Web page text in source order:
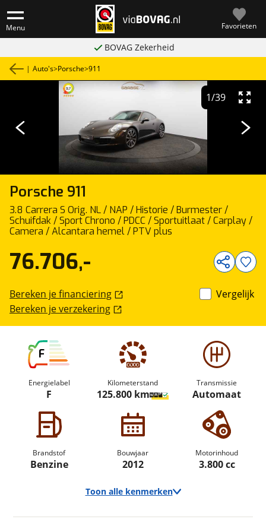
Menu Favorieten
BOVAG Zekerheid
| Auto's>Porsche>911
Porsche 911
3.8 Carrera S Orig. NL / NAP / Historie / Burmester /
Schuifdak / Sport Chrono / PDCC / Sportuitlaat / Carplay /
Camera / Alcantara hemel / PTV plus
1/39
F
Energielabel
F
Kilometerstand
125.800 km
Transmissie
Automaat
Brandstof
Benzine
Bouwjaar
2012
Motorinhoud
3.800 cc
Toon alle kenmerken
76.706,-
Bereken je financiering
Bereken je verzekering
Vergelijk